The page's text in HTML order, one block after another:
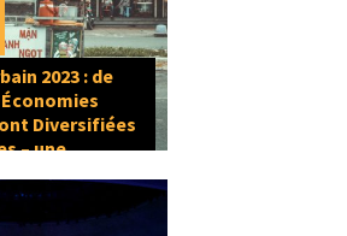
2023 : de
Diversifiées
– une